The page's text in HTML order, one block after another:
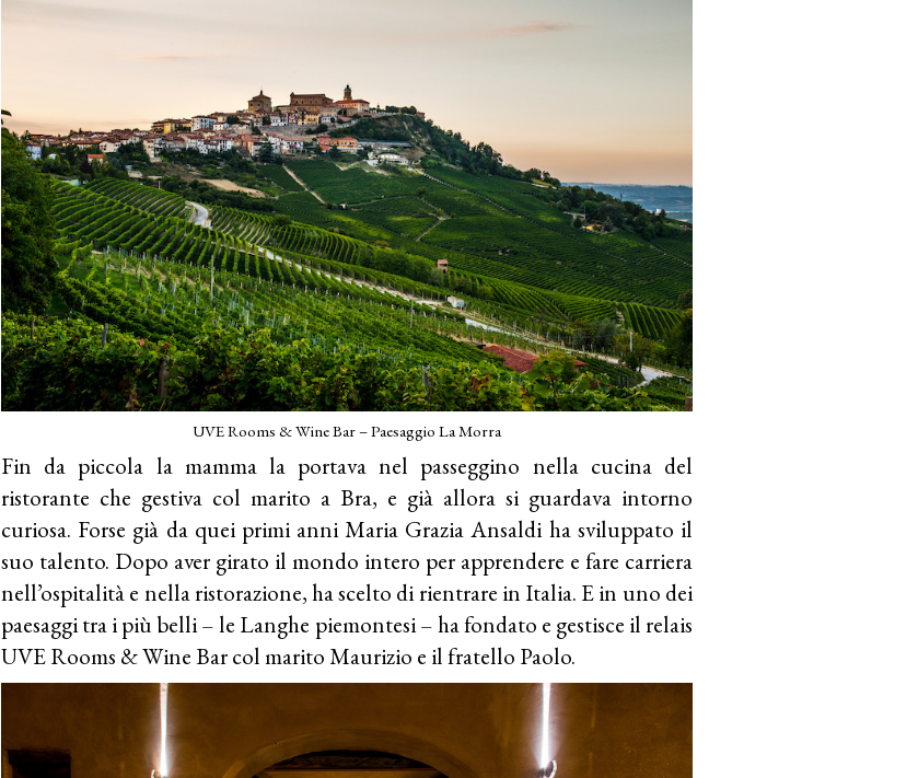
UVE Rooms & Wine Bar – Paesaggio La Morra
Fin da piccola la mamma la portava nel passeggino nella cucina del
ristorante che gestiva col marito a Bra, e già allora si guardava intorno
curiosa. Forse già da quei primi anni Maria Grazia Ansaldi ha sviluppato il
suo talento. Dopo aver girato il mondo intero per apprendere e fare carriera
nell’ospitalità e nella ristorazione, ha scelto di rientrare in Italia. E in uno dei
paesaggi tra i più belli – le Langhe piemontesi – ha fondato e gestisce il relais
UVE Rooms & Wine Bar col marito Maurizio e il fratello Paolo.